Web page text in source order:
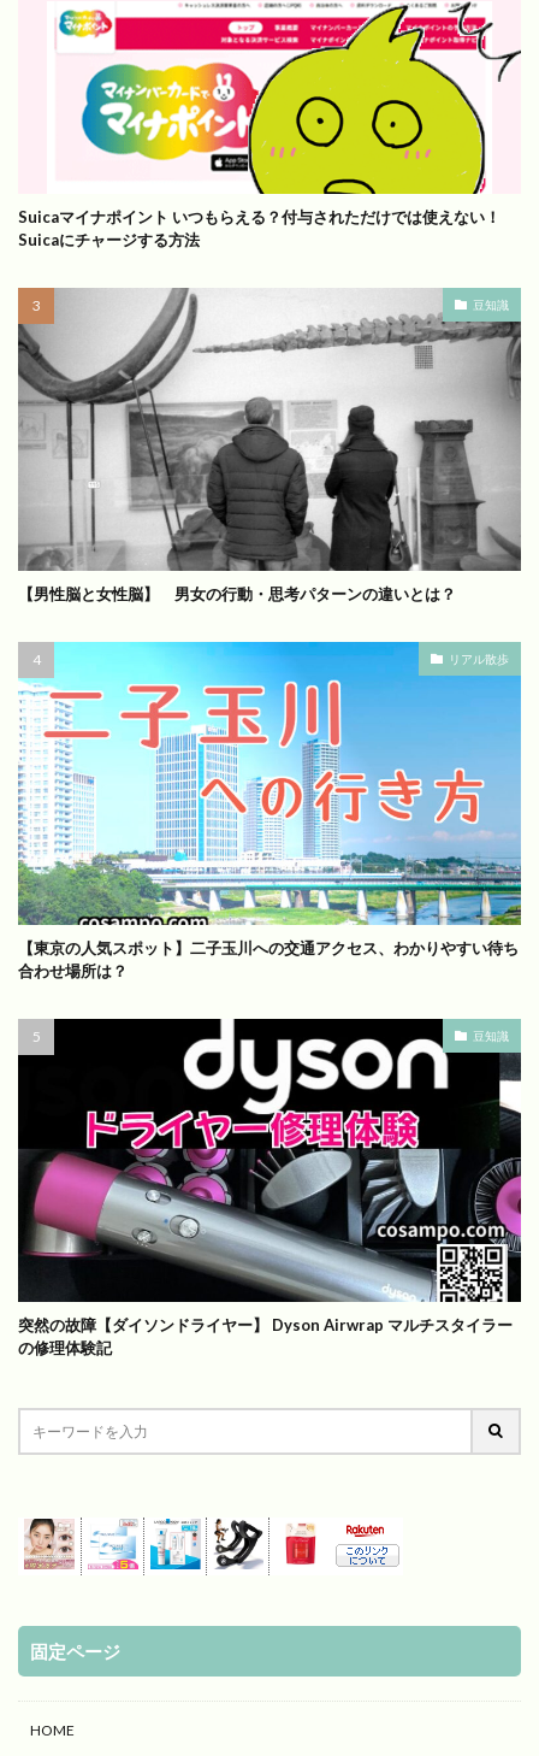
Suicaマイナポイント いつもらえる？付与されただけでは使えない！
Suicaにチャージする方法
豆知識
【男性脳と女性脳】 男女の行動・思考パターンの違いとは？
リアル散歩
【東京の人気スポット】二子玉川への交通アクセス、わかりやすい待ち
合わせ場所は？
豆知識
突然の故障【ダイソンドライヤー】 Dyson Airwrap マルチスタイラー
の修理体験記
固定ページ
HOME